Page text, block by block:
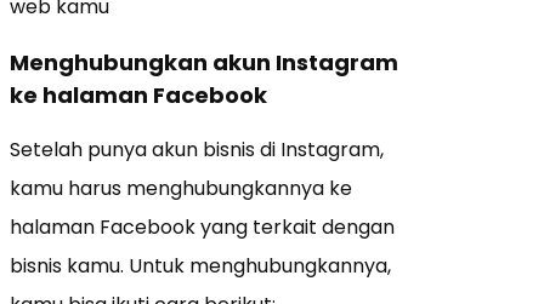
web kamu
Menghubungkan akun Instagram
ke halaman Facebook
Setelah punya akun bisnis di Instagram,
kamu harus menghubungkannya ke
halaman Facebook yang terkait dengan
bisnis kamu. Untuk menghubungkannya,